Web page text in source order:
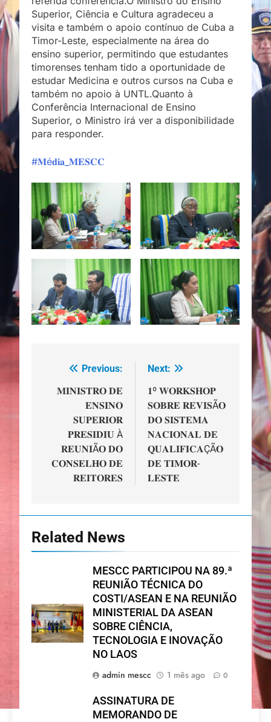
Superior, Ciência e Cultura agradeceu a
visita e também o apoio contínuo de Cuba a
Timor-Leste, especialmente na área do
ensino superior, permitindo que estudantes
timorenses tenham tido a oportunidade de
estudar Medicina e outros cursos na Cuba e
também no apoio à UNTL.Quanto à
Conferência Internacional de Ensino
Superior, o Ministro irá ver a disponibilidade
para responder.
#𝐌é𝐝𝐢𝐚_𝐌𝐄𝐒𝐂𝐂
Navegação
de
artigos
Previous:
𝐌𝐈𝐍𝐈𝐒𝐓𝐑𝐎 𝐃𝐄
𝐄𝐍𝐒𝐈𝐍𝐎
𝐒𝐔𝐏𝐄𝐑𝐈𝐎𝐑
𝐏𝐑𝐄𝐒𝐈𝐃𝐈𝐔 À
𝐑𝐄𝐔𝐍𝐈Ã𝐎 𝐃𝐎
𝐂𝐎𝐍𝐒𝐄𝐋𝐇𝐎 𝐃𝐄
𝐑𝐄𝐈𝐓𝐎𝐑𝐄𝐒
Next:
𝟏º 𝐖𝐎𝐑𝐊𝐒𝐇𝐎𝐏
𝐒𝐎𝐁𝐑𝐄 𝐑𝐄𝐕𝐈𝐒Ã𝐎
𝐃𝐎 𝐒𝐈𝐒𝐓𝐄𝐌𝐀
𝐍𝐀𝐂𝐈𝐎𝐍𝐀𝐋 𝐃𝐄
𝐐𝐔𝐀𝐋𝐈𝐅𝐈𝐂𝐀ÇÃ𝐎
𝐃𝐄 𝐓𝐈𝐌𝐎𝐑-
𝐋𝐄𝐒𝐓𝐄
Related News
MESCC PARTICIPOU NA 89.ª
REUNIÃO TÉCNICA DO
COSTI/ASEAN E NA REUNIÃO
MINISTERIAL DA ASEAN
SOBRE CIÊNCIA,
TECNOLOGIA E INOVAÇÃO
NO LAOS
admin mescc
1 mês ago 0
ASSINATURA DE
MEMORANDO DE